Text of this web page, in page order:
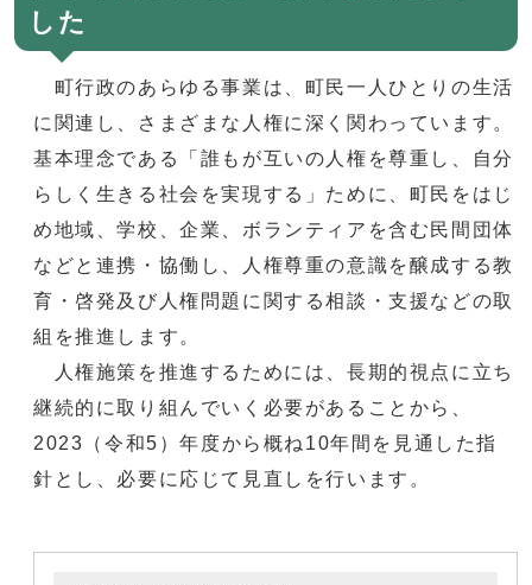
した
町行政のあらゆる事業は、町民一人ひとりの生活
に関連し、さまざまな人権に深く関わっています。
基本理念である「誰もが互いの人権を尊重し、自分
らしく生きる社会を実現する」ために、町民をはじ
め地域、学校、企業、ボランティアを含む民間団体
などと連携・協働し、人権尊重の意識を醸成する教
育・啓発及び人権問題に関する相談・支援などの取
組を推進します。
人権施策を推進するためには、長期的視点に立ち
継続的に取り組んでいく必要があることから、
2023（令和5）年度から概ね10年間を見通した指
針とし、必要に応じて見直しを行います。